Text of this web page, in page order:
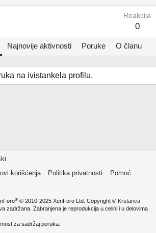
Reakcija
0
Najnovije aktivnosti Poruke O članu
na ivistankela profilu.
korišćenja Politika privatnosti
Pomoć
® © 2010-2025 XenForo Ltd. Copyright © Krstarica
zadržana. Zabranjena je reprodukcija u celini i u delovima
za sadržaj poruka.